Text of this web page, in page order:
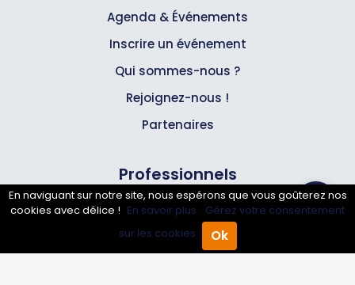
Annuaire Pro Agenda
Agenda & Événements
Inscrire un événement
Qui sommes-nous ?
Rejoignez-nous !
Partenaires
Professionnels
Annuaire pro
Inscrire mon entreprise
En naviguant sur notre site, nous espérons que vous goûterez nos
cookies avec délice ! En savoir plus. Gérez votre consentement
sur les cookies.
Ok